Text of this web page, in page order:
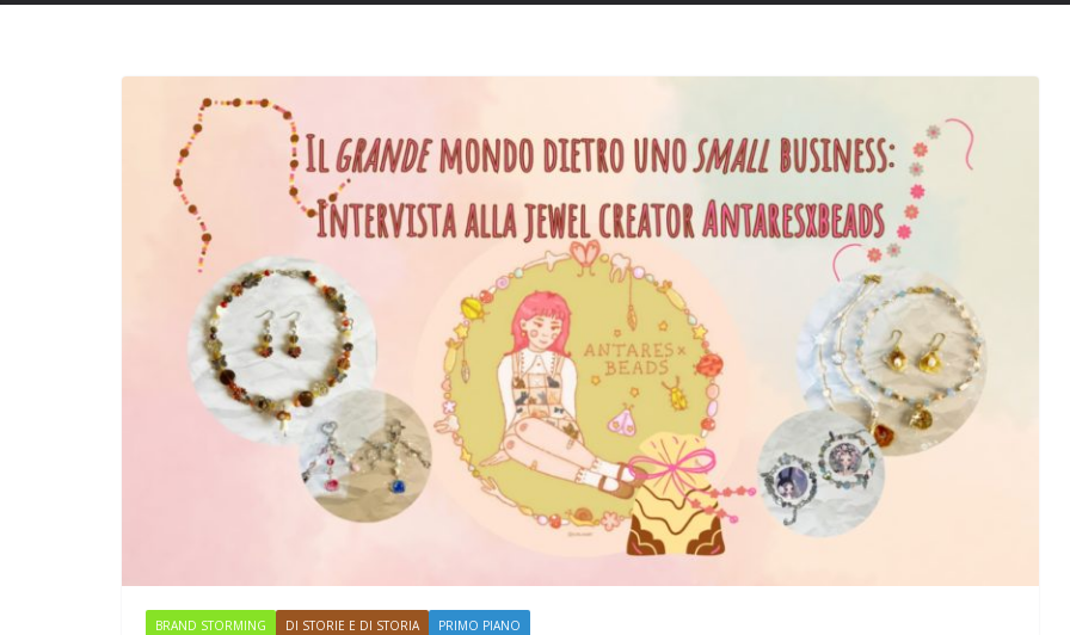
BRAND STORMING DI STORIE E DI STORIA PRIMO PIANO
L’ANNO DEI CINECOMICS: 2026 TRA FILM E
SERIE TV
Ascoltando Paolo Siani